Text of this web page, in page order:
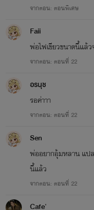
จากตอน: ตอนพิเศษ
Faii
พ่อไฟเขียวขนาดนี้แล้
จากตอน: ตอนที่ 22
อรนุช
รอค่าาา
จากตอน: ตอนที่ 22
Sen
พ่ออยากอุ้มหลาน แป
นี้แล้ว
จากตอน: ตอนที่ 22
Cafe'